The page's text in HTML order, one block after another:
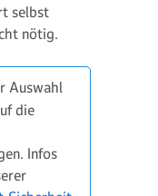
selbst
nötig.
Auswahl
die
Infos